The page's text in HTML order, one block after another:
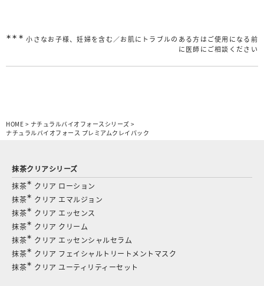
∗∗∗ 小さなお子様、妊婦を含む／お肌にトラブルのある方はご使用になる前
に医師にご相談ください
HOME > ナチュラルバイオフォースシリーズ >
ナチュラルバイオフォース プレミアムクレイパック
抹茶クリアシリーズ
抹茶∗ クリア ローション
抹茶∗ クリア エマルジョン
抹茶∗ クリア エッセンス
抹茶∗ クリア クリーム
抹茶∗ クリア エッセンシャルセラム
抹茶∗ クリア フェイシャルトリートメントマスク
抹茶∗ クリア ユーティリティーセット